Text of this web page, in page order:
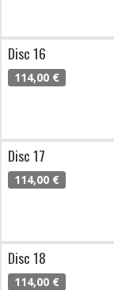
Disc 16
114,00 €
Disc 17
114,00 €
Disc 18
114,00 €